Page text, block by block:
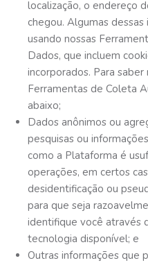
localização, o endereço
chegou. Algumas
usando nossas
Dados, que incluem
incorporados. Para
Ferramentas de Coleta
abaixo;
Dados anônimos ou
pesquisas ou
como a Plataforma é
operações, em certos
desidentificação ou
para que seja
identifique você através
tecnologia disponível; e
Outras informações que